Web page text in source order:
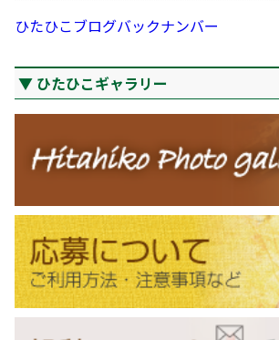
ひたひこブログバックナンバー
ひたひこギャラリー